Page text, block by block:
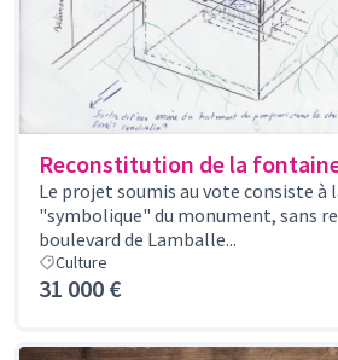
Reconstitution de la
Le projet soumis au vote consiste
"symbolique" du monument, sans
boulevard de Lamballe...
Culture
31 000 €